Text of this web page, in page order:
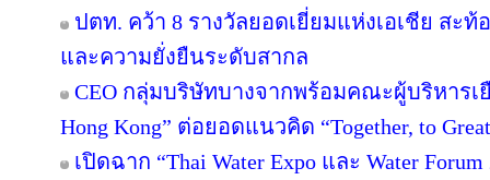
ปตท. คว้า 8 รางวัลยอดเยี่ยมแห่งเอเชีย สะ
และความยั่งยืนระดับสากล
CEO กลุ่มบริษัทบางจากพร้อมคณะผู้บริหารเ
Hong Kong” ต่อยอดแนวคิด “Together, to
เปิดฉาก “Thai Water Expo และ Water